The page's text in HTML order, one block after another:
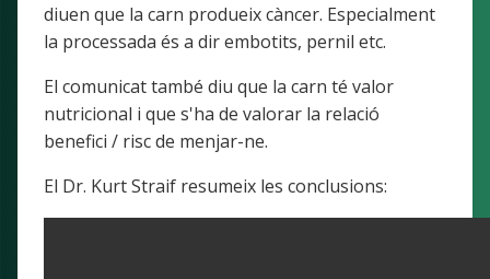
diuen que la carn produeix càncer. Especialment
la processada és a dir embotits, pernil etc.
El comunicat també diu que la carn té valor
nutricional i que s'ha de valorar la relació
benefici / risc de menjar-ne.
El Dr. Kurt Straif resumeix les conclusions: